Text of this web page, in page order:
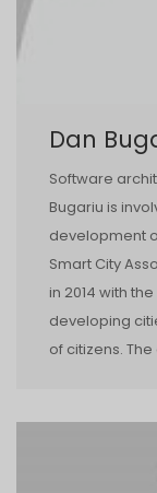
Dan
Software
Bugariu is
development
Smart City
in 2014 with
developing
of citizens.